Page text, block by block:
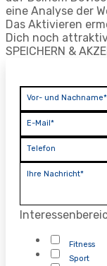
eine Analyse der
Das Aktivieren
Dich noch
SPEICHERN &
Vor- und Nachname*
E-Mail*
Telefon
Ihre Nachricht*
Fitness
Sport